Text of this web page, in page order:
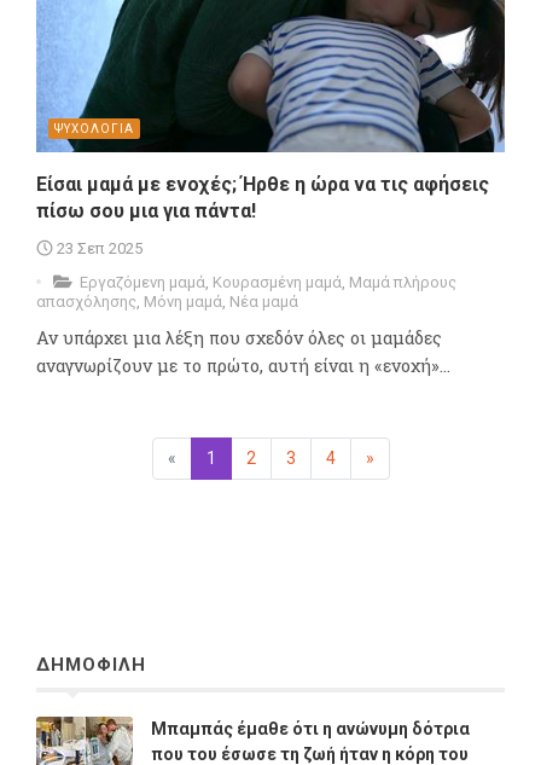
ΨΥΧΟΛΟΓΙΑ
Είσαι μαμά με ενοχές; Ήρθε η ώρα να τις αφήσεις
πίσω σου μια για πάντα!
23 Σεπ 2025
Εργαζόμενη μαμά Κουρασμένη μαμά Μαμά πλήρους
απασχόλησης Μόνη μαμά Νέα μαμά
Αν υπάρχει μια λέξη που σχεδόν όλες οι μαμάδες
αναγνωρίζουν με το πρώτο, αυτή είναι η «ενοχή»...
« Προηγούμενη
1 (επιλεγμένη)
2 3 4 »
ΔΗΜΟΦΙΛΗ
Μπαμπάς έμαθε ότι η ανώνυμη δότρια
που του έσωσε τη ζωή ήταν η κόρη του